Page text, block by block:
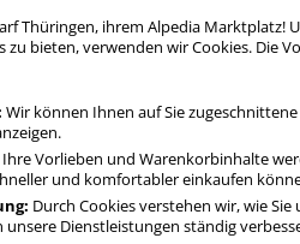
8xA4 (A1)
Schaukästen für Außen
Thüringen, ihrem Alpedia Marktplatz!
zu bieten, verwenden wir Cookies. Die
Wir können Ihnen auf Sie zugeschnittene
Ihre Vorlieben und Warenkorbinhalte
und komfortabler einkaufen
Durch Cookies verstehen wir, wie Sie
Dienstleistungen ständig